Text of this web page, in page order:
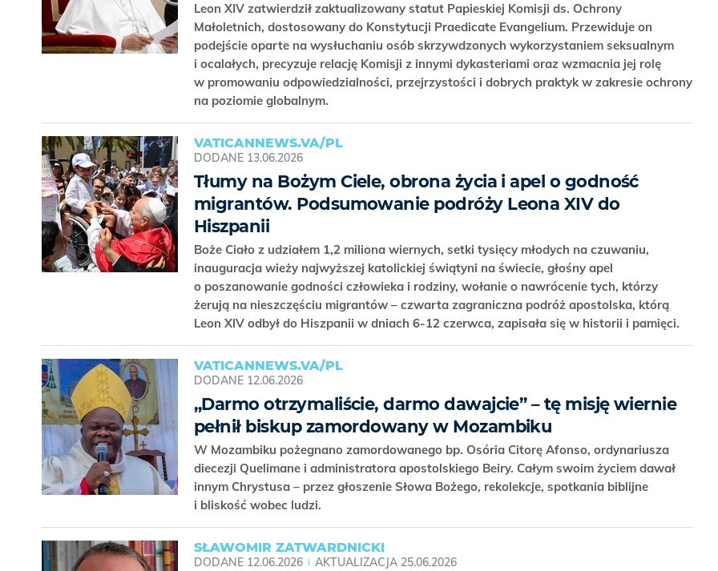
Leon XIV zatwierdził zaktualizowany statut Papieskiej Komisji ds. Ochrony
Małoletnich, dostosowany do Konstytucji Praedicate Evangelium. Przewiduje on
podejście oparte na wysłuchaniu osób skrzywdzonych wykorzystaniem seksualnym
i ocalałych, precyzuje relację Komisji z innymi dykasteriami oraz wzmacnia jej rolę
w promowaniu odpowiedzialności, przejrzystości i dobrych praktyk w zakresie ochrony
na poziomie globalnym.
VATICANNEWS.VA/PL
DODANE 13.06.2026
Tłumy na Bożym Ciele, obrona życia i apel o godność
migrantów. Podsumowanie podróży Leona XIV do
Hiszpanii
Boże Ciało z udziałem 1,2 miliona wiernych, setki tysięcy młodych na czuwaniu,
inauguracja wieży najwyższej katolickiej świątyni na świecie, głośny apel
o poszanowanie godności człowieka i rodziny, wołanie o nawrócenie tych, którzy
żerują na nieszczęściu migrantów – czwarta zagraniczna podróż apostolska, którą
Leon XIV odbył do Hiszpanii w dniach 6-12 czerwca, zapisała się w historii i pamięci.
VATICANNEWS.VA/PL
DODANE 12.06.2026
„Darmo otrzymaliście, darmo dawajcie” – tę misję wiernie
pełnił biskup zamordowany w Mozambiku
W Mozambiku pożegnano zamordowanego bp. Osória Citorę Afonso, ordynariusza
diecezji Quelimane i administratora apostolskiego Beiry. Całym swoim życiem dawał
innym Chrystusa – przez głoszenie Słowa Bożego, rekolekcje, spotkania biblijne
i bliskość wobec ludzi.
SŁAWOMIR ZATWARDNICKI
DODANE 12.06.2026 AKTUALIZACJA 25.06.2026